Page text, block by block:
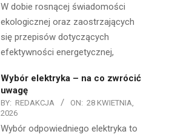
W dobie rosnącej świadomości
ekologicznej oraz zaostrzających
się przepisów dotyczących
efektywności energetycznej,
Wybór elektryka – na co zwrócić
uwagę
BY: REDAKCJA ON: 28 KWIETNIA,
2026
Wybór odpowiedniego elektryka to